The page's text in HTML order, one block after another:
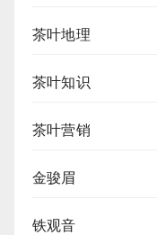
茶叶地理
茶叶知识
茶叶营销
金骏眉
铁观音